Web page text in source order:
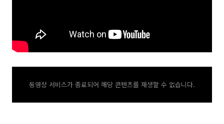
동영상 서비스가 종료되어 해당 콘텐츠를 재생할 수 없습니다.